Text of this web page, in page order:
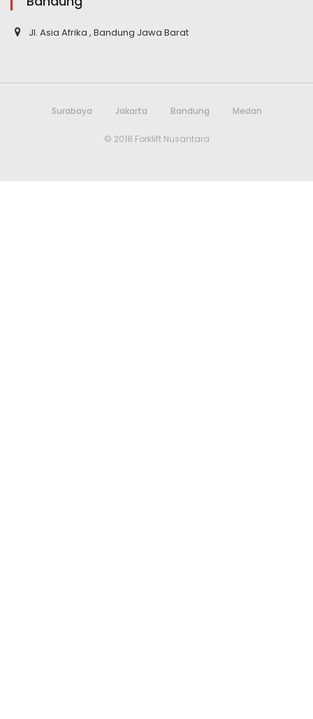
Jl. Asia Afrika , Bandung Jawa Barat
Surabaya Jakarta Bandung Medan
© 2018 Forklift Nusantara